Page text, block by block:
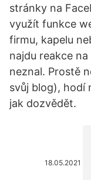
stránky na
využít funkce
firmu, kapelu
najdu reakce
neznal. Prostě
svůj blog), hodí
jak dozvědět.
18.05.2021